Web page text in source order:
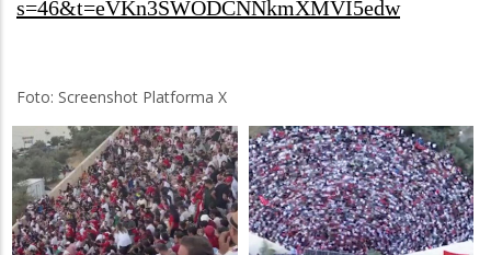
s=46&t=eVKn3SWODCNNkmXMVI5edw
Foto: Screenshot Platforma X